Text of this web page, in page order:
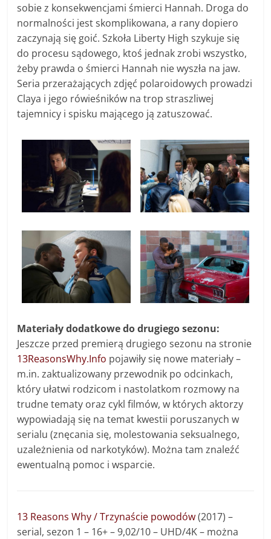
sobie z konsekwencjami śmierci Hannah. Droga do
normalności jest skomplikowana, a rany dopiero
zaczynają się goić. Szkoła Liberty High szykuje się
do procesu sądowego, ktoś jednak zrobi wszystko,
żeby prawda o śmierci Hannah nie wyszła na jaw.
Seria przerażających zdjęć polaroidowych prowadzi
Claya i jego rówieśników na trop straszliwej
tajemnicy i spisku mającego ją zatuszować.
Materiały dodatkowe do drugiego sezonu:
Jeszcze przed premierą drugiego sezonu na stronie
13ReasonsWhy.Info pojawiły się nowe materiały –
m.in. zaktualizowany przewodnik po odcinkach,
który ułatwi rodzicom i nastolatkom rozmowy na
trudne tematy oraz cykl filmów, w których aktorzy
wypowiadają się na temat kwestii poruszanych w
serialu (znęcania się, molestowania seksualnego,
uzależnienia od narkotyków). Można tam znaleźć
ewentualną pomoc i wsparcie.
13 Reasons Why / Trzynaście powodów(2017) –
serial, sezon 1 – 16+ –9,02/10 – UHD/4K– można